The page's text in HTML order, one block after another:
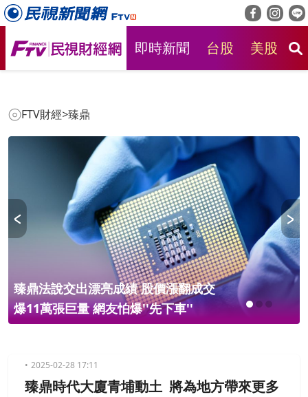
即時新聞 台股 美股
FTV財經>臻鼎
臻鼎法說交出漂亮成績 股價漲翻成交
爆11萬張巨量 網友怕爆''先下車''
2025-02-28 17:11
臻鼎時代大廈青埔動土 將為地方帶來更多